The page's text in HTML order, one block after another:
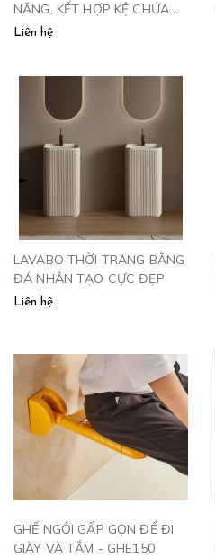
NĂNG, KẾT HỢP KỆ CHỨA
ĐỒ 8805
Liên hệ
LAVABO THỜI TRANG BẰNG
ĐÁ NHÂN TẠO CỰC ĐẸP
Liên hệ
GHẾ NGỒI GẤP GỌN ĐỂ ĐI
GIÀY VÀ TẮM - GHE150